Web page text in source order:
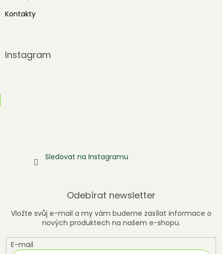
Kontakty
Instagram
Sledovat na Instagramu
Odebírat newsletter
Vložte svůj e-mail a my vám budeme zasílat informace o
nových produktech na našem e-shopu.
E-mail